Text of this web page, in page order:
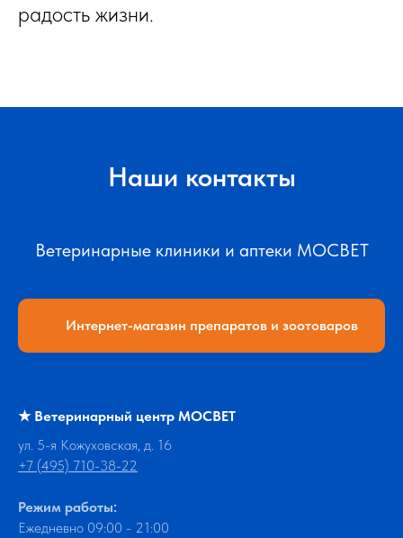
радость жизни.
Наши контакты
Ветеринарные клиники и аптеки МОСВЕТ
Интернет-магазин препаратов и зоотоваров
★ Ветеринарный центр МОСВЕТ
ул. 5-я Кожуховская, д. 16
+7 (495) 710-38-22
Режим работы:
Ежедневно 09:00 - 21:00